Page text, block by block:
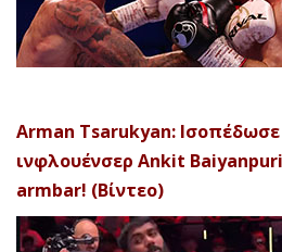
Arman Tsarukyan: Ισοπέδωσε
ινφλουένσερ Ankit
armbar! (Βίντεο)